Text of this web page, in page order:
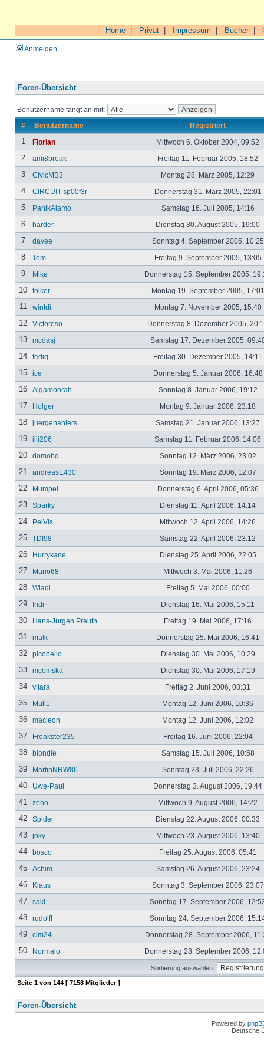
Home Privat Impressum Bücher|
Anmelden
Foren-Übersicht
Benutzername fängt an mit:
# Benutzername Registriert
1 Florian Mittwoch 6. Oktober 2004, 09:52
2 ami8break Freitag 11. Februar 2005, 18:52
3 CivicMB3 Montag 28. März 2005, 12:29
4 C!RCU!T sp00f3r Donnerstag 31. März 2005, 22:01
5 PanikAlamo Samstag 16. Juli 2005, 14:16
6 harder Dienstag 30. August 2005, 19:00
7 davee Sonntag 4. September 2005,
8 Tom Freitag 9. September 2005, 13:05
9 Mike Donnerstag 15. September 2005,
10 folker Montag 19. September 2005,
11 wintdi Montag 7. November 2005, 15:40
12 Victoroso Donnerstag 8. Dezember 2005,
13 mcdasj Samstag 17. Dezember 2005,
14 fedig Freitag 30. Dezember 2005, 14:11
15 ice Donnerstag 5. Januar 2006, 16:48
16 Algamoorah Sonntag 8. Januar 2006, 19:12
17 Holger Montag 9. Januar 2006, 23:18
18 juergenahlers Samstag 21. Januar 2006, 13:27
19 illi206 Samstag 11. Februar 2006, 14:06
20 domobd Sonntag 12. März 2006, 23:02
21 andreasE430 Sonntag 19. März 2006, 12:07
22 Mumpel Donnerstag 6. April 2006, 05:36
23 Sparky Dienstag 11. April 2006, 14:14
24 PelVis Mittwoch 12. April 2006, 14:26
25 TDI98 Samstag 22. April 2006, 23:12
26 Hurrykane Dienstag 25. April 2006, 22:05
27 Mario68 Mittwoch 3. Mai 2006, 11:26
28 Wladi Freitag 5. Mai 2006, 00:00
29 fridi Dienstag 16. Mai 2006, 15:11
30 Hans-Jürgen Preuth Freitag 19. Mai 2006, 17:16
31 matk Donnerstag 25. Mai 2006, 16:41
32 picobello Dienstag 30. Mai 2006, 10:29
33 mcomska Dienstag 30. Mai 2006, 17:19
34 vitara Freitag 2. Juni 2006, 08:31
35 Muli1 Montag 12. Juni 2006, 10:36
36 macleon Montag 12. Juni 2006, 12:02
37 Freakster235 Freitag 16. Juni 2006, 22:04
38 blondie Samstag 15. Juli 2006, 10:58
39 MartinNRW86 Sonntag 23. Juli 2006, 22:26
40 Uwe-Paul Donnerstag 3. August 2006, 19:44
41 zeno Mittwoch 9. August 2006, 14:22
42 Spider Dienstag 22. August 2006, 00:33
43 joky Mittwoch 23. August 2006, 13:40
44 bosco Freitag 25. August 2006, 05:41
45 Achim Samstag 26. August 2006, 23:24
46 Klaus Sonntag 3. September 2006,
47 saki Sonntag 17. September 2006,
48 rudolff Sonntag 24. September 2006,
49 clm24 Donnerstag 28. September 2006,
50 Normalo Donnerstag 28. September 2006,
Sortierung auswählen:
Seite 1 von 144 [ 7158 Mitglieder ]
Foren-Übersicht
Powered by
Deutsche